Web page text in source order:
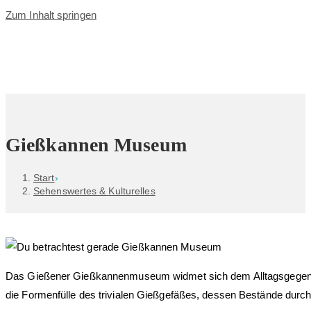
Zum Inhalt springen
Gießkannen Museum
Start›
Sehenswertes & Kulturelles
Das Gießener Gießkannenmuseum widmet sich dem
die Formenfülle des trivialen Gießgefäßes, dessen Bestände